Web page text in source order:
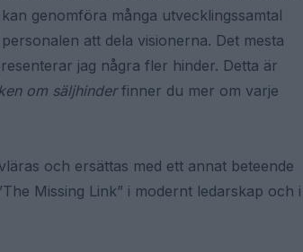
genomföra många utvecklingssamtal
att dela visionerna. Det mesta
jag några fler hinder. Detta är
om säljhinderfinner du mer om varje
och ersättas med ett annat beteende
Missing Link” i modernt ledarskap och i